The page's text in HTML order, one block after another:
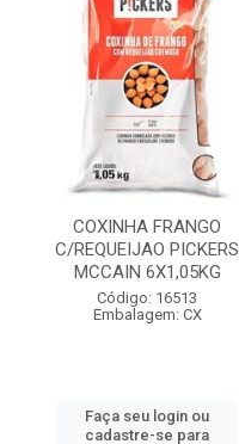
COXINHA FRANGO
C/REQUEIJAO PICKERS
MCCAIN 6X1,05KG
Código: 16513
Embalagem: CX
Faça seu login ou
cadastre-se para